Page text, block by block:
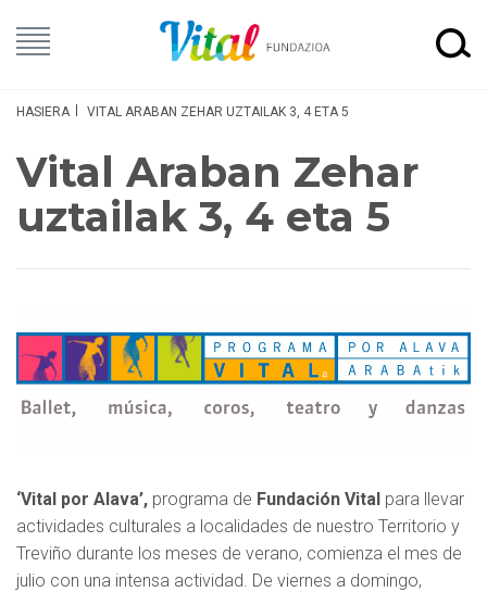
HASIERA VITAL ARABAN ZEHAR UZTAILAK 3, 4 ETA 5
Vital Araban Zehar
uztailak 3, 4 eta 5
‘Vital por Alava’, programa de Fundación Vital para llevar
actividades culturales a localidades de nuestro Territorio y
Treviño durante los meses de verano, comienza el mes de
julio con una intensa actividad. De viernes a domingo,